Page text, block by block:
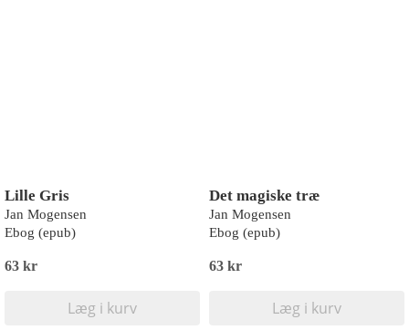
Lille Gris
Jan Mogensen
Ebog (epub)
63 kr
Læg i kurv
Det magiske træ
Jan Mogensen
Ebog (epub)
63 kr
Læg i kurv